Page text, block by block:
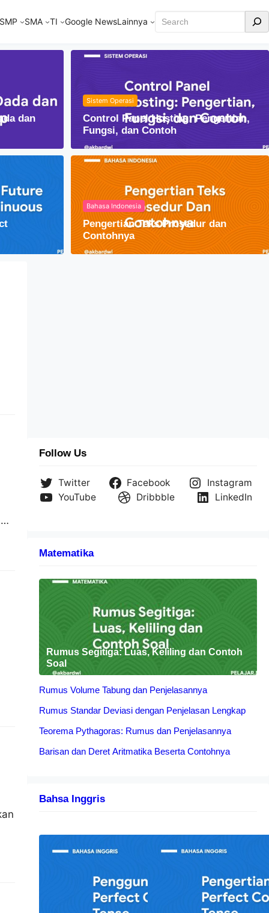
SMP SMA TI Google NewsLainnya Cari
Kehidupan Sehari-hari
dan
Sistem Operasi
Control Panel Hosting: Pengertian,
Fungsi, dan Contoh
Bahasa Indonesia
Pengertian Teks Prosedur dan
Contohnya
Follow Us
Twitter Facebook
Instagram
YouTube
Dribbble LinkedIn
Matematika
Rumus Segitiga: Luas, Keliling dan Contoh
Soal
Rumus Volume Tabung dan Penjelasannya
Rumus Standar Deviasi dengan Penjelasan Lengkap
Teorema Pythagoras: Rumus dan Penjelasannya
Barisan dan Deret Aritmatika Beserta Contohnya
Bahsa Inggris